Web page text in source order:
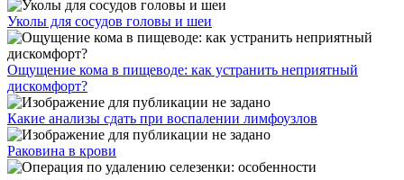
Уколы для сосудов головы и шеи
Ощущение кома в пищеводе: как устранить неприятный
дискомфорт?
Какие анализы сдать при воспалении лимфоузлов
Раковина в крови